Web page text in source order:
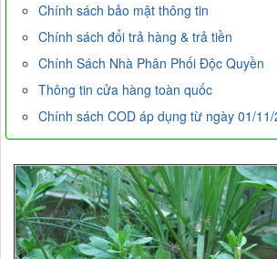
Chính sách bảo mật thông tin
Chính sách đổi trả hàng & trả tiền
Chính Sách Nhà Phân Phối Độc Quyền
Thông tin cửa hàng toàn quốc
Chính sách COD áp dụng từ ngày 01/11/